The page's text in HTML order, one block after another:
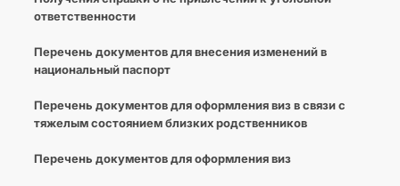
ответственности
Перечень документов для внесения изменений в
национальный паспорт
Перечень документов для оформления виз в связи с
тяжелым состоянием близких родственников
Перечень документов для оформления виз